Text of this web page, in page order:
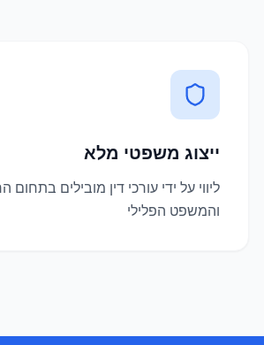
ייצוג משפטי מלא
ליווי על ידי עורכי דין מובילים בתחום
והמשפט הפלילי